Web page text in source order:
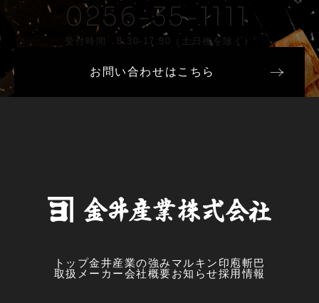
0256-35-1111
受付時間 8:30-17:30（土日祝を除く）
お問い合わせはこちら
トップ金井産業の強み マルキン印 庖斬巴
取扱メーカー会社概要お知らせ採用情報